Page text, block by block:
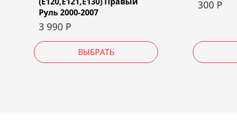
Руль 2000-2007
3 990 Р
ВЫБРАТЬ
300 Р